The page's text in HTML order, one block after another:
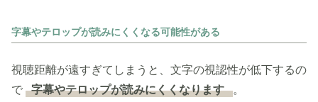
字幕やテロップが読みにくくなる可能性がある
視聴距離が遠すぎてしまうと、文字の視認性が低下するの
で
字幕やテロップが読みにくくなります 。